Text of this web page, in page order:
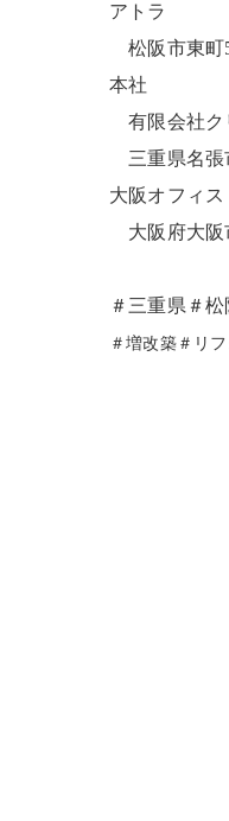
アトラ
松阪市東町
本社
有限会社ク
三重県名張
大阪オフィス
大阪府大阪
＃三重県＃
＃増改築＃リ